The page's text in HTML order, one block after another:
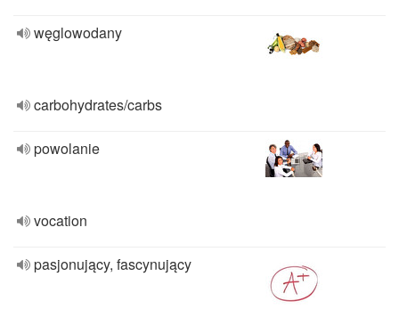
węglowodany
carbohydrates/carbs
powolanie
vocation
pasjonujący, fascynujący